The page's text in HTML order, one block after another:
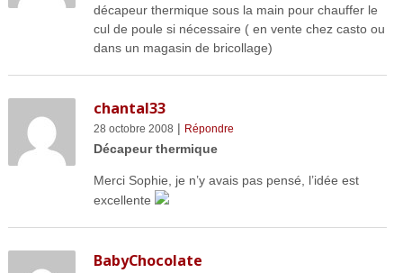
décapeur thermique sous la main pour chauffer le
cul de poule si nécessaire ( en vente chez casto ou
dans un magasin de bricollage)
chantal33
28 octobre 2008 | Répondre
Décapeur thermique
Merci Sophie, je n’y avais pas pensé, l’idée est
excellente
BabyChocolate